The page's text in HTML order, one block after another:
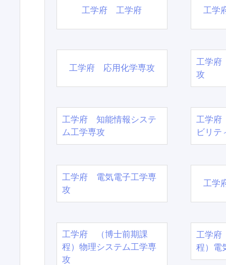
工学府 工学府 工学
工学府 応用化学専攻
工学府
攻
工学府 知能情報システ
ム工学専攻
工学府
ビリテ
工学府 電気電子工学専
攻
工学
工学府 （博士前期課
程）物理システム工学専
攻
工学
程）電